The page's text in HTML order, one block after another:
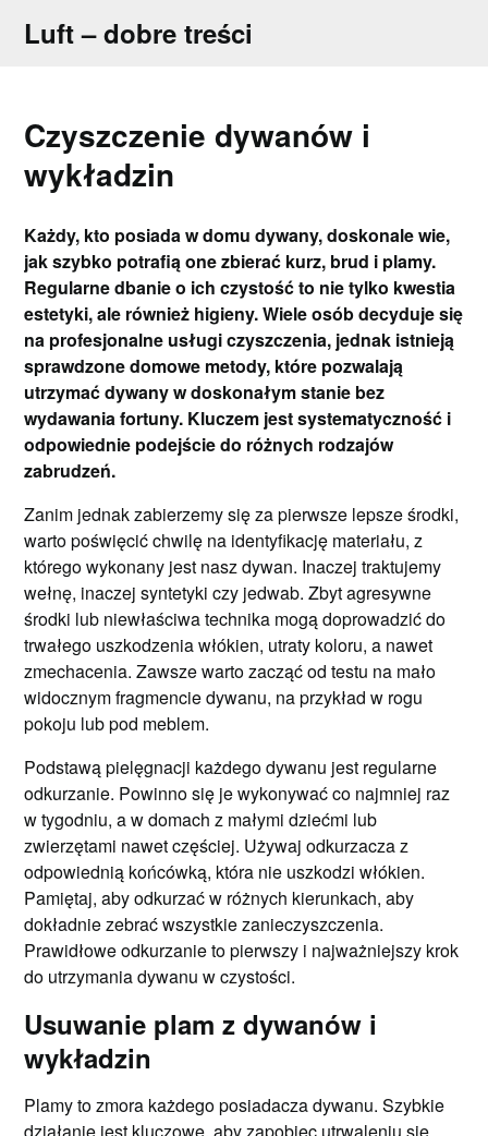
Luft – dobre treści
Czyszczenie dywanów i
wykładzin
Każdy, kto posiada w domu dywany, doskonale wie,
jak szybko potrafią one zbierać kurz, brud i plamy.
Regularne dbanie o ich czystość to nie tylko kwestia
estetyki, ale również higieny. Wiele osób decyduje się
na profesjonalne usługi czyszczenia, jednak istnieją
sprawdzone domowe metody, które pozwalają
utrzymać dywany w doskonałym stanie bez
wydawania fortuny. Kluczem jest systematyczność i
odpowiednie podejście do różnych rodzajów
zabrudzeń.
Zanim jednak zabierzemy się za pierwsze lepsze środki,
warto poświęcić chwilę na identyfikację materiału, z
którego wykonany jest nasz dywan. Inaczej traktujemy
wełnę, inaczej syntetyki czy jedwab. Zbyt agresywne
środki lub niewłaściwa technika mogą doprowadzić do
trwałego uszkodzenia włókien, utraty koloru, a nawet
zmechacenia. Zawsze warto zacząć od testu na mało
widocznym fragmencie dywanu, na przykład w rogu
pokoju lub pod meblem.
Podstawą pielęgnacji każdego dywanu jest regularne
odkurzanie. Powinno się je wykonywać co najmniej raz
w tygodniu, a w domach z małymi dziećmi lub
zwierzętami nawet częściej. Używaj odkurzacza z
odpowiednią końcówką, która nie uszkodzi włókien.
Pamiętaj, aby odkurzać w różnych kierunkach, aby
dokładnie zebrać wszystkie zanieczyszczenia.
Prawidłowe odkurzanie to pierwszy i najważniejszy krok
do utrzymania dywanu w czystości.
Usuwanie plam z dywanów i
wykładzin
Plamy to zmora każdego posiadacza dywanu. Szybkie